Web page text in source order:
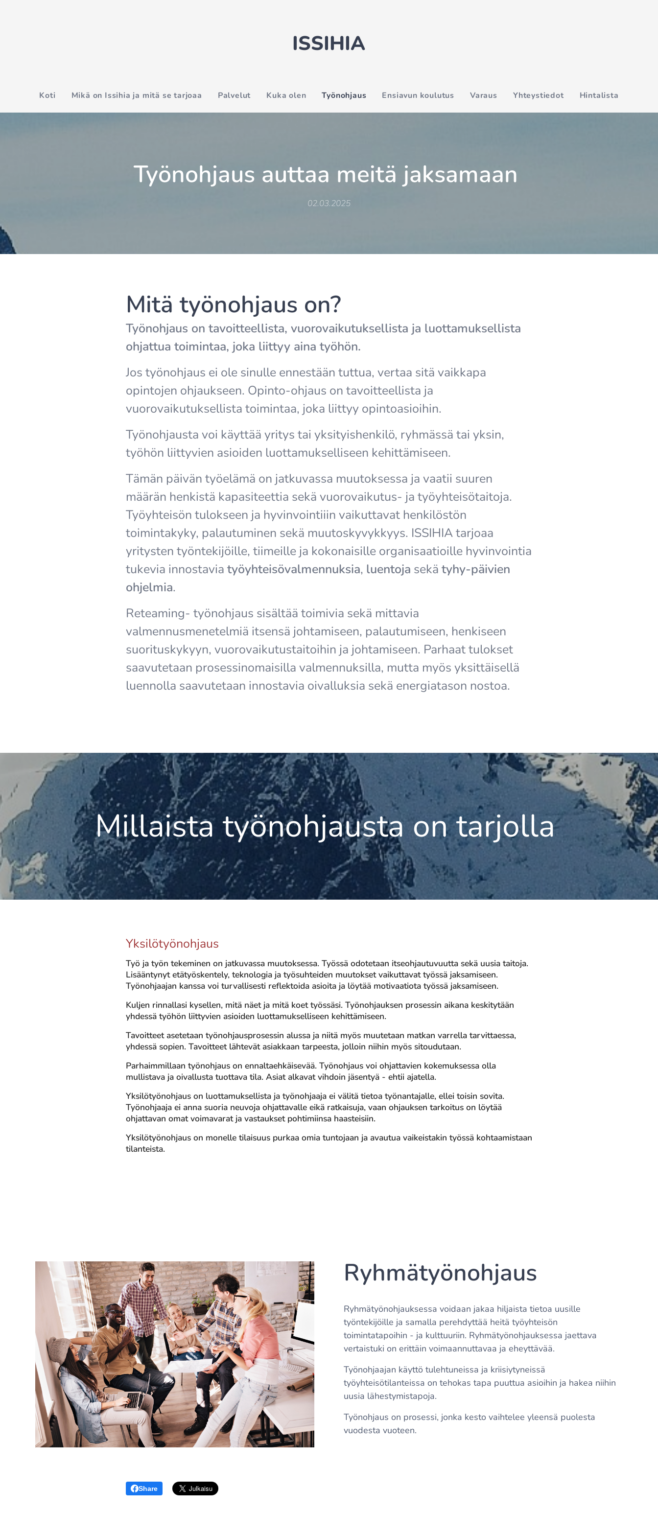
ISSIHIA
Koti Mikä on Issihia ja mitä se tarjoaa Palvelut Kuka olen Työnohjaus Ensiavun koulutus Varaus Yhteystiedot Hintalista
Työnohjaus auttaa meitä jaksamaan
02.03.2025
Mitä työnohjaus on?
Työnohjaus on tavoitteellista, vuorovaikutuksellista ja luottamuksellista
ohjattua toimintaa, joka liittyy aina työhön.
Jos työnohjaus ei ole sinulle ennestään tuttua, vertaa sitä vaikkapa
opintojen ohjaukseen. Opinto-ohjaus on tavoitteellista ja
vuorovaikutuksellista toimintaa, joka liittyy opintoasioihin.
Työnohjausta voi käyttää yritys tai yksityishenkilö, ryhmässä tai yksin,
työhön liittyvien asioiden luottamukselliseen kehittämiseen.
Tämän päivän työelämä on jatkuvassa muutoksessa ja vaatii suuren
määrän henkistä kapasiteettia sekä vuorovaikutus- ja työyhteisötaitoja.
Työyhteisön tulokseen ja hyvinvointiiin vaikuttavat henkilöstön
toimintakyky, palautuminen sekä muutoskyvykkyys. ISSIHIA tarjoaa
yritysten työntekijöille, tiimeille ja kokonaisille organisaatioille hyvinvointia
tukevia innostavia työyhteisövalmennuksia, luentoja sekä tyhy-päivien
ohjelmia.
Reteaming- työnohjaus sisältää toimivia sekä mittavia
valmennusmenetelmiä itsensä johtamiseen, palautumiseen, henkiseen
suorituskykyyn, vuorovaikutustaitoihin ja johtamiseen. Parhaat tulokset
saavutetaan prosessinomaisilla valmennuksilla, mutta myös yksittäisellä
luennolla saavutetaan innostavia oivalluksia sekä energiatason nostoa.
Millaista työnohjausta on tarjolla
Yksilötyönohjaus
Työ ja työn tekeminen on jatkuvassa muutoksessa. Työssä odotetaan itseohjautuvuutta sekä uusia taitoja.
Lisääntynyt etätyöskentely, teknologia ja työsuhteiden muutokset vaikuttavat työssä jaksamiseen.
Työnohjaajan kanssa voi turvallisesti reflektoida asioita ja löytää motivaatiota työssä jaksamiseen.
Kuljen rinnallasi kysellen, mitä näet ja mitä koet työssäsi. Työnohjauksen prosessin aikana keskitytään
yhdessä työhön liittyvien asioiden luottamukselliseen kehittämiseen.
Tavoitteet asetetaan työnohjausprosessin alussa ja niitä myös muutetaan matkan varrella tarvittaessa,
yhdessä sopien. Tavoitteet lähtevät asiakkaan tarpeesta, jolloin niihin myös sitoudutaan.
Parhaimmillaan työnohjaus on ennaltaehkäisevää. Työnohjaus voi ohjattavien kokemuksessa olla
mullistava ja oivallusta tuottava tila. Asiat alkavat vihdoin jäsentyä - ehtii ajatella.
Yksilötyönohjaus on luottamuksellista ja työnohjaaja ei välitä tietoa työnantajalle, ellei toisin sovita.
Työnohjaaja ei anna suoria neuvoja ohjattavalle eikä ratkaisuja, vaan ohjauksen tarkoitus on löytää
ohjattavan omat voimavarat ja vastaukset pohtimiinsa haasteisiin.
Yksilötyönohjaus on monelle tilaisuus purkaa omia tuntojaan ja avautua vaikeistakin työssä kohtaamistaan
tilanteista.
Ryhmätyönohjaus
Ryhmätyönohjauksessa voidaan jakaa hiljaista tietoa uusille
työntekijöille ja samalla perehdyttää heitä työyhteisön
toimintatapoihin - ja kulttuuriin. Ryhmätyönohjauksessa jaettava
vertaistuki on erittäin voimaannuttavaa ja eheyttävää.
Työnohjaajan käyttö tulehtuneissa ja kriisiytyneissä
työyhteisötilanteissa on tehokas tapa puuttua asioihin ja hakea niihin
uusia lähestymistapoja.
Työnohjaus on prosessi, jonka kesto vaihtelee yleensä puolesta
vuodesta vuoteen.
Share